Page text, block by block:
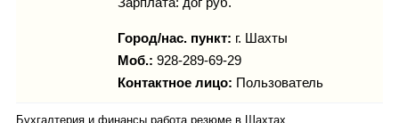
Фотогалерея
Город/нас. пункт: г. Шахты
Моб.: 928-289-69-29
Контактное лицо: Пользователь
Бухгалтерия и финансы работа резюме в Шахтах